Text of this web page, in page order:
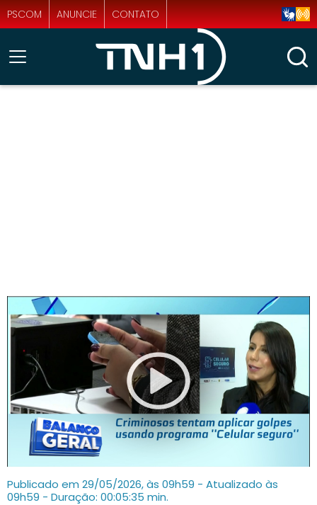
PSCOM ANUNCIE CONTATO
Publicado em 29/05/2026, às 09h59 - Atualizado às
09h59 - Duração: 00:05:35 min.